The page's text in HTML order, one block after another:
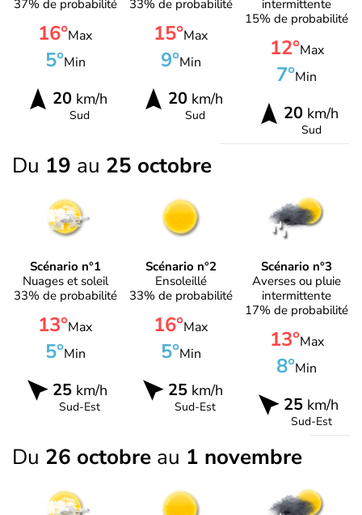
37% de probabilité
16°Max
5°Min
20km/h
Sud
33% de probabilité
15°Max
9°Min
20km/h
Sud
intermittente
15% de probabilité
12°Max
7°Min
20 km/h
Sud
Du 19 au 25 octobre
Scénario n°1
Nuages et soleil
33% de probabilité
13°Max
5°Min
25km/h
Sud-Est
Scénario n°2
Ensoleillé
33% de probabilité
16°Max
5°Min
25km/h
Sud-Est
Scénario n°3
Averses ou pluie
intermittente
17% de probabilité
13°Max
8°Min
25 km/h
Sud-Est
Du 26 octobre au 1 novembre